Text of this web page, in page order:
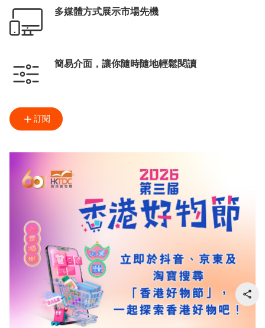
多媒體方式展示市場先機
簡易介面，讓你隨時隨地輕鬆閱讀
訂閱